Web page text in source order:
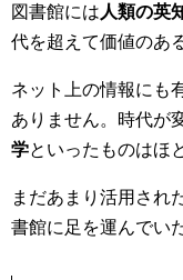
図書館には 人類の英
代を超えて価値のあ
ネット上の情報にも
ありません。時代が
学といったものはほ
まだあまり活用され
書館に足を運んでい